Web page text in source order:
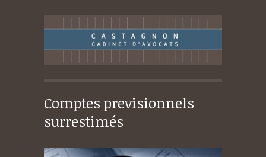
Comptes previsionnels
surrestimés